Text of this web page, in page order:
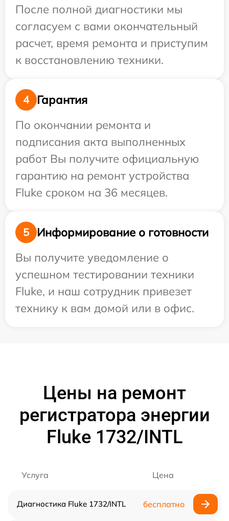
После полной диагностики мы
согласуем с вами окончательный
расчет, время ремонта и приступим
к восстановлению техники.
4
Гарантия
По окончании ремонта и
подписания акта выполненных
работ Вы получите официальную
гарантию на ремонт устройства
Fluke сроком на 36 месяцев.
5
Информирование о готовности
Вы получите уведомление о
успешном тестировании техники
Fluke, и наш сотрудник привезет
технику к вам домой или в офис.
Цены на ремонт
регистратора энергии
Fluke 1732/INTL
Услуга Цена
Диагностика Fluke 1732/INTL бесплатно